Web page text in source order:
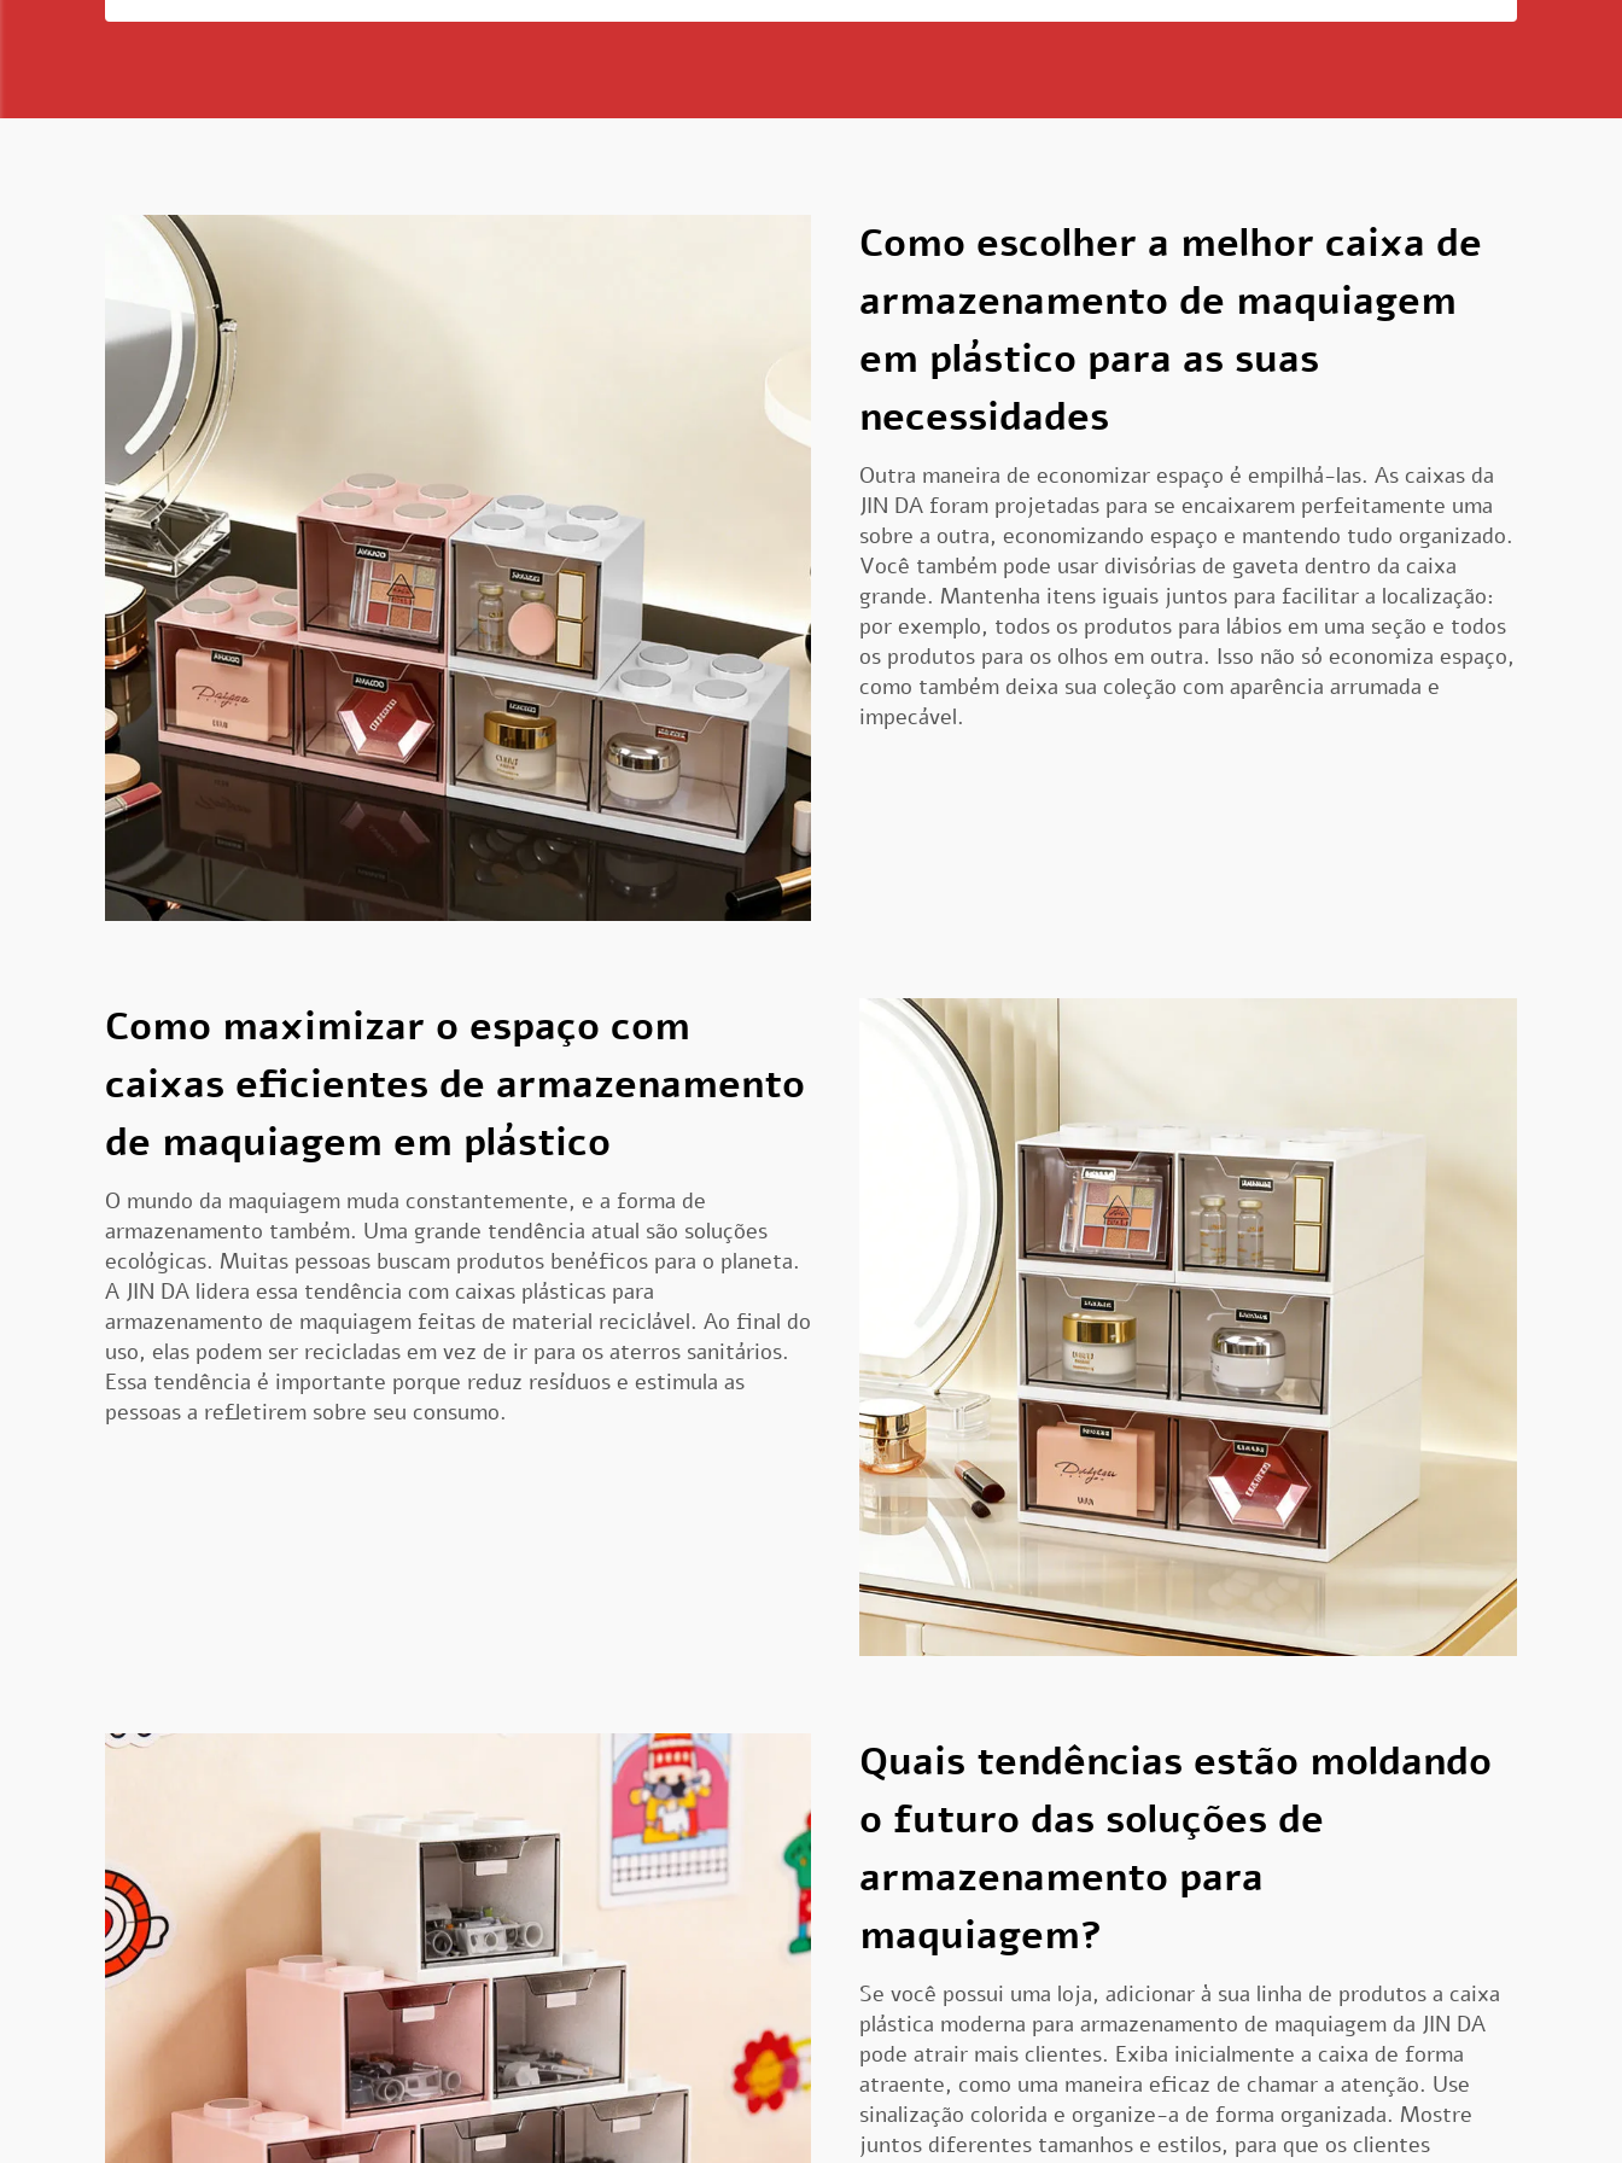
Como escolher a melhor caixa de
armazenamento de maquiagem
em plástico para as suas
necessidades
Outra maneira de economizar espaço é empilhá-las. As caixas da
JIN DA foram projetadas para se encaixarem perfeitamente uma
sobre a outra, economizando espaço e mantendo tudo organizado.
Você também pode usar divisórias de gaveta dentro da caixa
grande. Mantenha itens iguais juntos para facilitar a localização:
por exemplo, todos os produtos para lábios em uma seção e todos
os produtos para os olhos em outra. Isso não só economiza espaço,
como também deixa sua coleção com aparência arrumada e
impecável.
Como maximizar o espaço com
caixas eficientes de armazenamento
de maquiagem em plástico
O mundo da maquiagem muda constantemente, e a forma de
armazenamento também. Uma grande tendência atual são soluções
ecológicas. Muitas pessoas buscam produtos benéficos para o planeta.
A JIN DA lidera essa tendência com caixas plásticas para
armazenamento de maquiagem feitas de material reciclável. Ao final do
uso, elas podem ser recicladas em vez de ir para os aterros sanitários.
Essa tendência é importante porque reduz resíduos e estimula as
pessoas a refletirem sobre seu consumo.
Quais tendências estão moldando
o futuro das soluções de
armazenamento para
maquiagem?
Se você possui uma loja, adicionar à sua linha de produtos a caixa
plástica moderna para armazenamento de maquiagem da JIN DA
pode atrair mais clientes. Exiba inicialmente a caixa de forma
atraente, como uma maneira eficaz de chamar a atenção. Use
sinalização colorida e organize-a de forma organizada. Mostre
juntos diferentes tamanhos e estilos, para que os clientes